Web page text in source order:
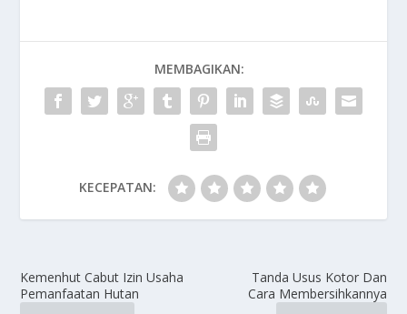
MEMBAGIKAN:
KECEPATAN:
Kemenhut Cabut Izin Usaha
Pemanfaatan Hutan
Tanda Usus Kotor Dan
Cara Membersihkannya